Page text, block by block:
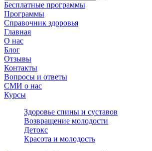
Бесплатные программы
Программы
Справочник здоровья
Главная
О нас
Блог
Отзывы
Контакты
Вопросы и ответы
СМИ о нас
Курсы
Здоровье спины и суставов
Возвращение молодости
Детокс
Красота и молодость